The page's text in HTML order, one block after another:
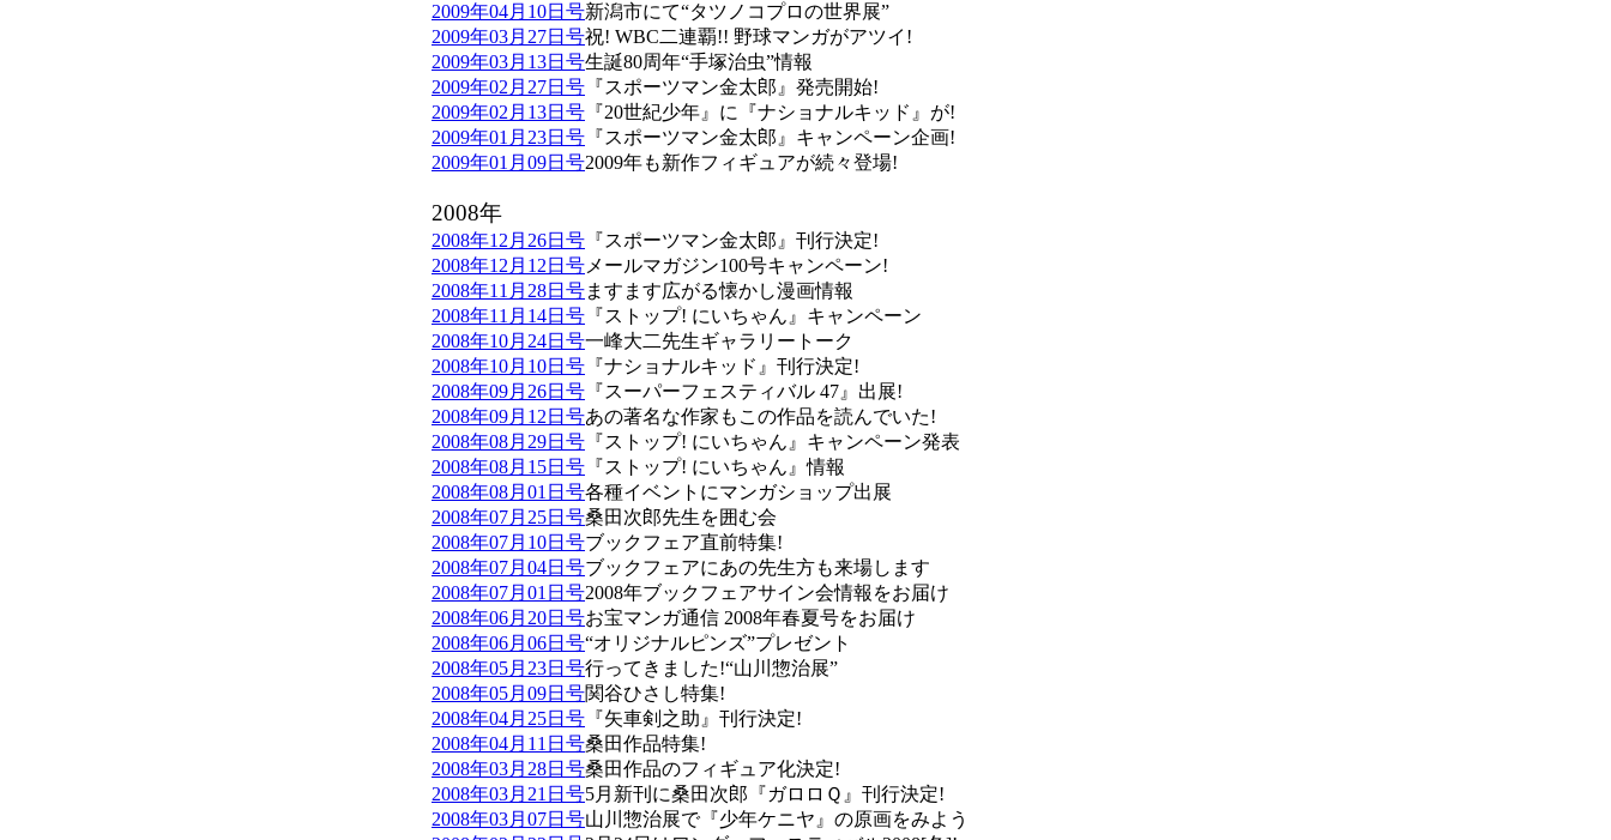
2009年04月10日号新潟市にて“タツノコプロの世界展”
2009年03月27日号祝! WBC二連覇!! 野球マンガがアツイ!
2009年03月13日号生誕80周年“手塚治虫”情報
2009年02月27日号 『スポーツマン金太郎』発売開始!
2009年02月13日号 『20世紀少年』に『ナショナルキッド』が!
2009年01月23日号 『スポーツマン金太郎』キャンペーン企画!
2009年01月09日号2009年も新作フィギュアが続々登場!
2008年
2008年12月26日号 『スポーツマン金太郎』刊行決定!
2008年12月12日号メールマガジン100号キャンペーン!
2008年11月28日号ますます広がる懐かし漫画情報
2008年11月14日号 『ストップ! にいちゃん』キャンペーン
2008年10月24日号一峰大二先生ギャラリートーク
2008年10月10日号 『ナショナルキッド』刊行決定!
2008年09月26日号 『スーパーフェスティバル 47』出展!
2008年09月12日号あの著名な作家もこの作品を読んでいた!
2008年08月29日号 『ストップ! にいちゃん』キャンペーン発表
2008年08月15日号 『ストップ! にいちゃん』情報
2008年08月01日号各種イベントにマンガショップ出展
2008年07月25日号桑田次郎先生を囲む会
2008年07月10日号ブックフェア直前特集!
2008年07月04日号ブックフェアにあの先生方も来場します
2008年07月01日号2008年ブックフェアサイン会情報をお届け
2008年06月20日号お宝マンガ通信 2008年春夏号をお届け
2008年06月06日号“オリジナルピンズ”プレゼント
2008年05月23日号行ってきました!“山川惣治展”
2008年05月09日号関谷ひさし特集!
2008年04月25日号 『矢車剣之助』刊行決定!
2008年04月11日号桑田作品特集!
2008年03月28日号桑田作品のフィギュア化決定!
2008年03月21日号5月新刊に桑田次郎『ガロロＱ』刊行決定!
2008年03月07日号山川惣治展で『少年ケニヤ』の原画をみよう